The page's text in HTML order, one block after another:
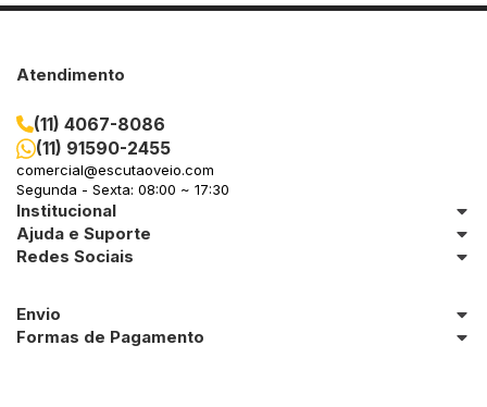
Atendimento
(11) 4067-8086
(11) 91590-2455
comercial@escutaoveio.com
Segunda - Sexta: 08:00 ~ 17:30
Institucional
Ajuda e Suporte
Redes Sociais
Envio
Formas de Pagamento